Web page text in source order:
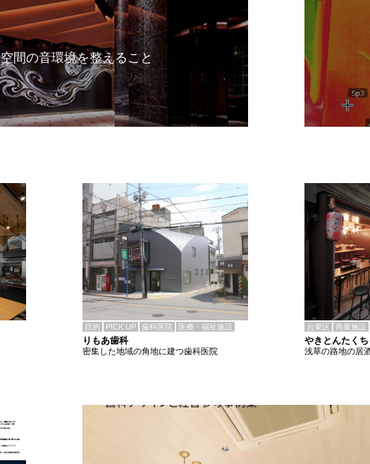
空間の音環境を整えること
目的 PICK UP 歯科医院 医療・福祉施設
りもあ歯科
密集した地域の角地に建つ歯科医院
台東区 商業施設
やきとんたく
浅草の路地の居